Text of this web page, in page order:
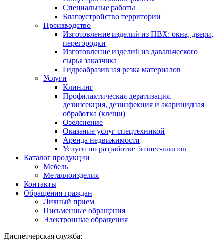
Специальные работы
Благоустройство территории
Производство
Изготовление изделий из ПВХ: окна, двери,
перегородки
Изготовление изделий из давальческого
сырья заказчика
Гидроабразивная резка материалов
Услуги
Клининг
Профилактическая дератизация,
дезинсекция, дезинфекция и акарицидная
обработка (клещи)
Озеленение
Оказание услуг спецтехникой
Аренда недвижимости
Услуги по разработке бизнес-планов
Каталог продукции
Мебель
Металлоизделия
Контакты
Обращения граждан
Личный прием
Письменные обращения
Электронные обращения
Диспетчерская служба: